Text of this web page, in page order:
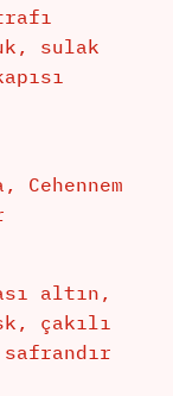
sulak
altın,
çakılı